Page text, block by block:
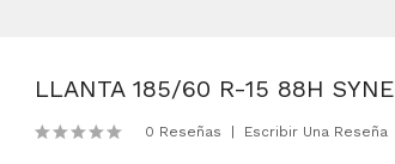
LLANTA 185/60 R-15 88H
0 Reseñas Escribir Una Reseña